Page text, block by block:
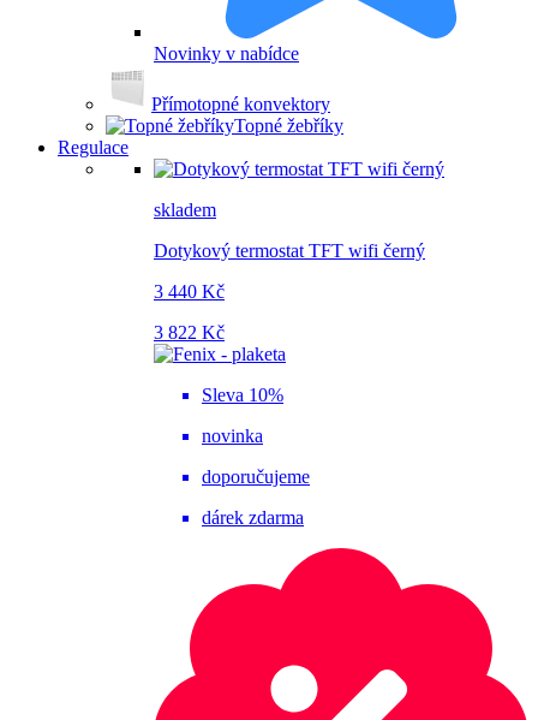
Novinky v nabídce
Přímotopné konvektory
Topné žebříky
Regulace
skladem
Dotykový termostat TFT wifi černý
3 440 Kč
3 822 Kč
Sleva 10%
novinka
doporučujeme
dárek zdarma